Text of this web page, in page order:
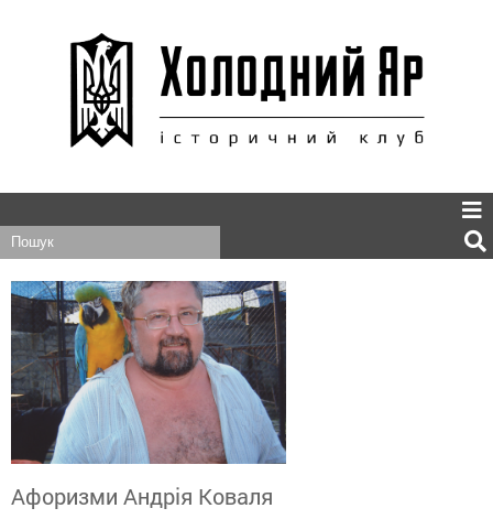
Афоризми Андрія Коваля